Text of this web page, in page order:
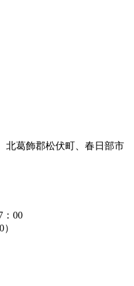
北葛飾郡松伏町、春日部市
：00